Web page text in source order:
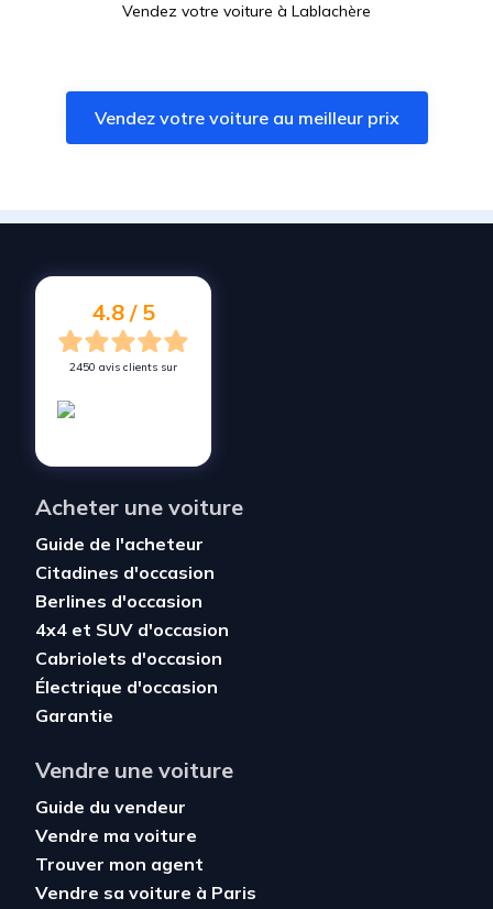
Vendez votre voiture à Lablachère
Vendez votre voiture àChâteauneuf-du-Rhône
Vendez votre voiture àCruas
Vendez votre voiture à
Vendez votre voiture au meilleur prix
4.8 / 5
2450 avis clients sur
Acheter une voiture
Guide de l'acheteur
Citadines d'occasion
Berlines d'occasion
4x4 et SUV d'occasion
Cabriolets d'occasion
Électrique d'occasion
Garantie
Vendre une voiture
Guide du vendeur
Vendre ma voiture
Trouver mon agent
Vendre sa voiture à Paris